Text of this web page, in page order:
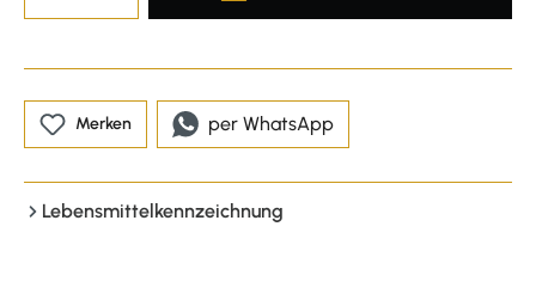
Merken per WhatsApp
Lebensmittelkennzeichnung